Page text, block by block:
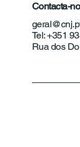
Contacta-
Tel: +351
Rua dos